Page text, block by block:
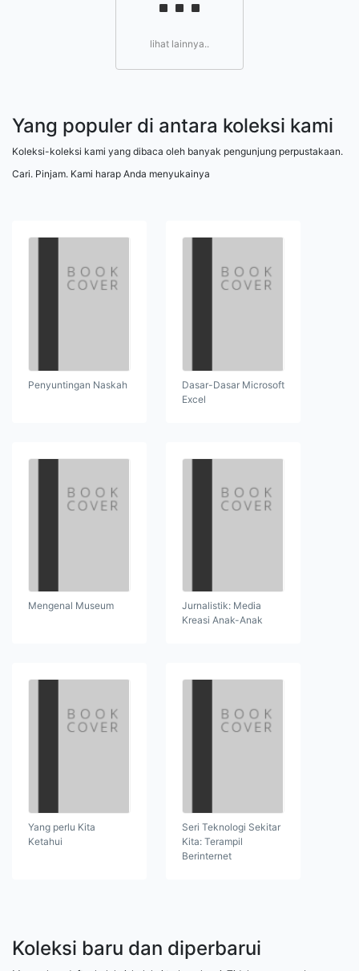
lihat lainnya..
Yang populer di antara koleksi kami
Koleksi-koleksi kami yang dibaca oleh banyak pengunjung perpustakaan.
Cari. Pinjam. Kami harap Anda menyukainya
Penyuntingan Naskah
Dasar-Dasar Microsoft
Excel
Mengenal Museum
Jurnalistik: Media
Kreasi Anak-Anak
Yang perlu Kita
Ketahui
Seri Teknologi Sekitar
Kita: Terampil
Berinternet
Koleksi baru dan diperbarui